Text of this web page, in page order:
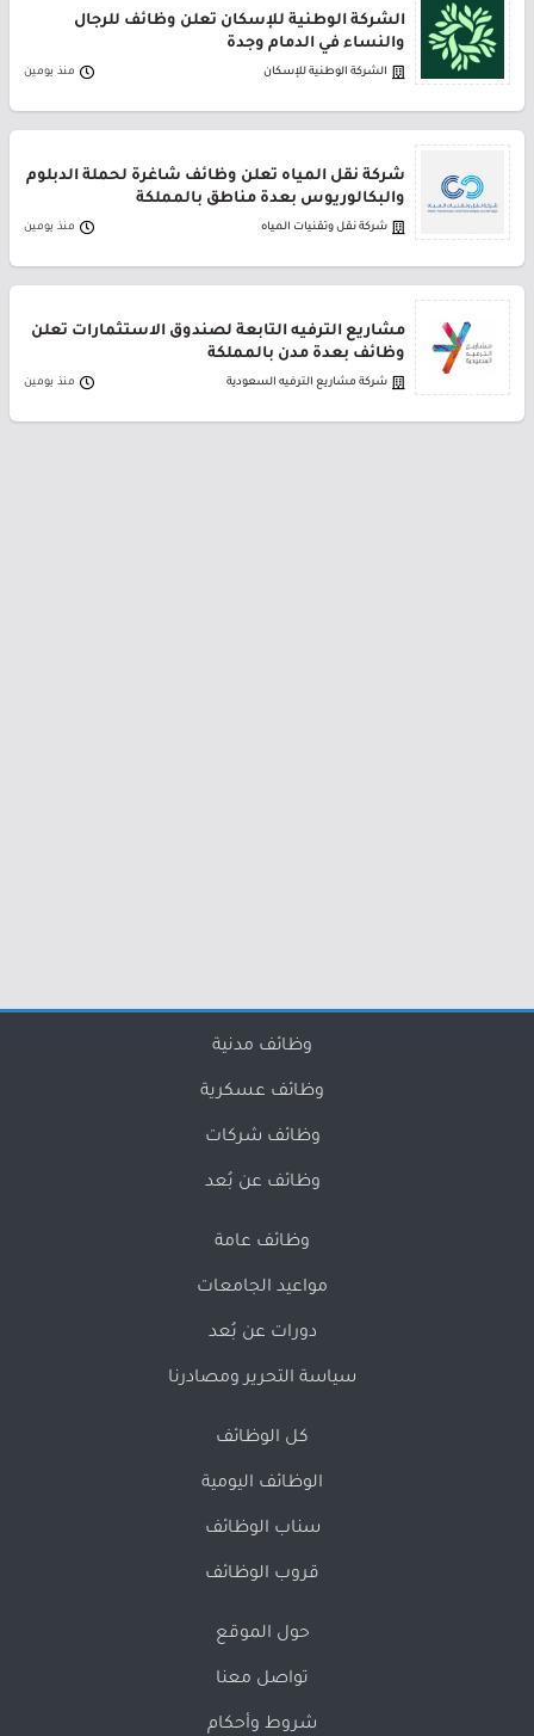
الشركة الوطنية للإسكان تعلن وظائف للرجال
والنساء في الدمام وجدة
الشركة الوطنية للإسكان منذ يومين
شركة نقل المياه تعلن وظائف شاغرة لحملة الدبلوم
والبكالوريوس بعدة مناطق بالمملكة
شركة نقل وتقنيات المياه منذ يومين
مشاريع الترفيه التابعة لصندوق الاستثمارات تعلن
وظائف بعدة مدن بالمملكة
شركة مشاريع الترفيه السعودية منذ يومين
وظائف مدنية
وظائف عسكرية
وظائف شركات
وظائف عن بُعد
وظائف عامة
مواعيد الجامعات
دورات عن بُعد
سياسة التحرير ومصادرنا
كل الوظائف
الوظائف اليومية
سناب الوظائف
قروب الوظائف
حول الموقع
تواصل معنا
شروط وأحكام